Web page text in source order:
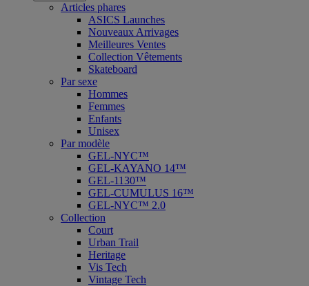
Articles phares
ASICS Launches
Nouveaux Arrivages
Meilleures Ventes
Collection Vêtements
Skateboard
Par sexe
Hommes
Femmes
Enfants
Unisex
Par modèle
GEL-NYC™
GEL-KAYANO 14™
GEL-1130™
GEL-CUMULUS 16™
GEL-NYC™ 2.0
Collection
Court
Urban Trail
Heritage
Vis Tech
Vintage Tech